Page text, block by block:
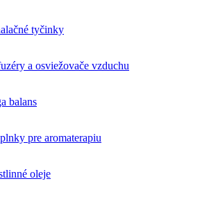
tyčinky
a osviežovače vzduchu
balans
pre aromaterapiu
oleje